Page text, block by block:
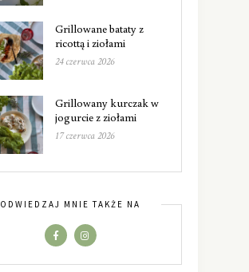
Grillowane bataty z
ricottą i ziołami
24 czerwca 2026
Grillowany kurczak w
jogurcie z ziołami
17 czerwca 2026
ODWIEDZAJ MNIE TAKŻE NA